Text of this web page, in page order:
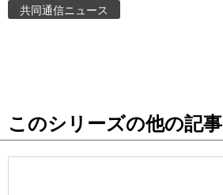
People
共同通信ニュース
このシリーズの他の記事